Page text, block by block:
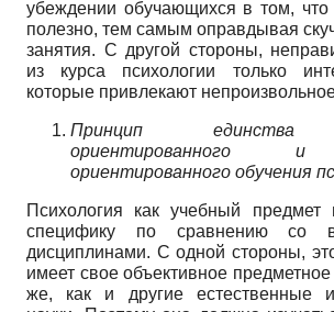
убеждении обучающихся в том,
полезно, тем самым оправдывая
занятия. С другой стороны,
из курса психологии только
которые привлекают
Принцип единства
ориентированного и
ориентированного обучения
Психология как учебный
специфику по сравнению со
дисциплинами. С одной стороны,
имеет свое объективное
же, как и другие естественные